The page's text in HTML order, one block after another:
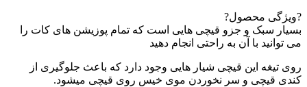
?ویژگی محصول?
بسیار سبک و جزو قیچی هایی است که تمام پوزیشن های کات را
می توانید با آن به راحتی انجام دهید
رو‌ی تیغه این قیچی شیار هایی وجود دارد که باعث جلوگیری از
کندی قیچی و سر نخوردن موی خیس روی قیچی میشود.